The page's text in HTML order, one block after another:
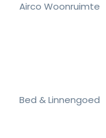
Airco Woonruimte
Bed & Linnengoed